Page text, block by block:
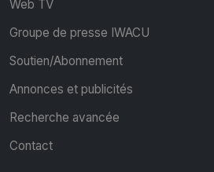
Web TV
Groupe de presse IWACU
Soutien/Abonnement
Annonces et publicités
Recherche avancée
Contact